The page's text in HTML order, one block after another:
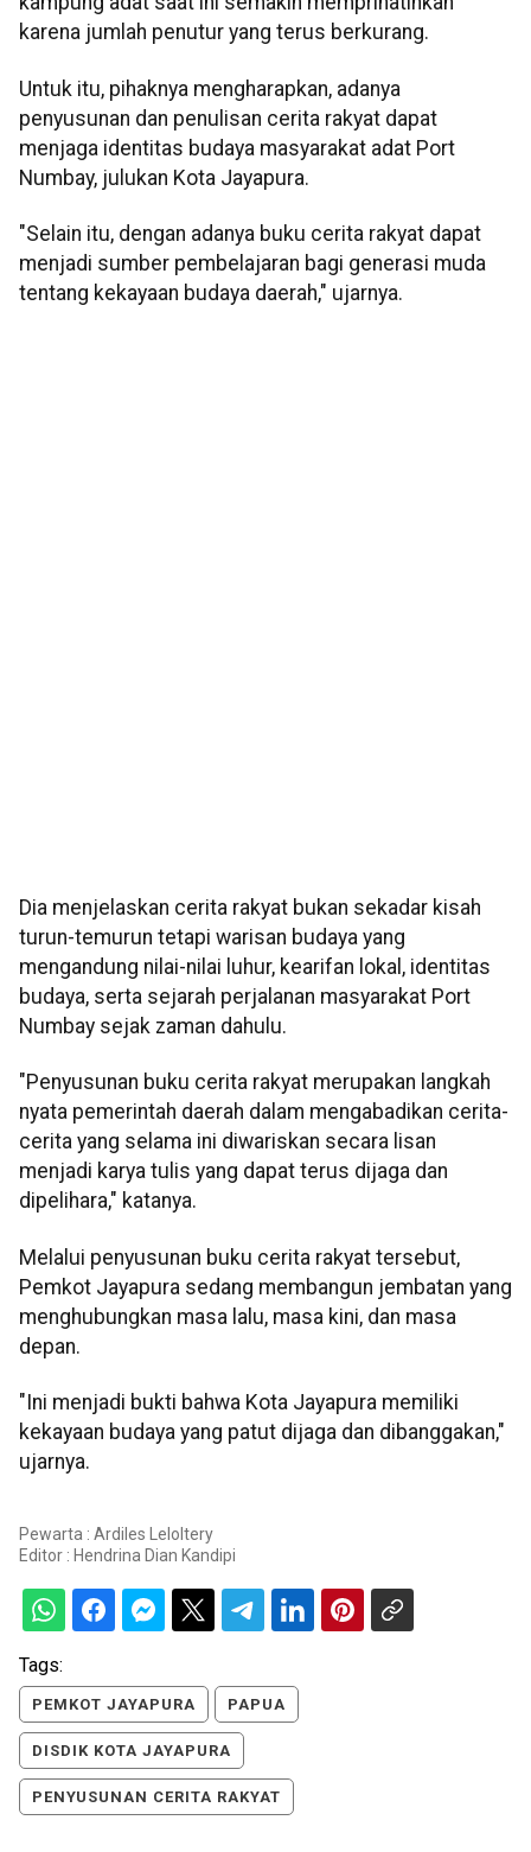
karena jumlah penutur yang terus berkurang.
Untuk itu, pihaknya mengharapkan, adanya
penyusunan dan penulisan cerita rakyat dapat
menjaga identitas budaya masyarakat adat Port
Numbay, julukan Kota Jayapura.
"Selain itu, dengan adanya buku cerita rakyat dapat
menjadi sumber pembelajaran bagi generasi muda
tentang kekayaan budaya daerah," ujarnya.
Dia menjelaskan cerita rakyat bukan sekadar kisah
turun-temurun tetapi warisan budaya yang
mengandung nilai-nilai luhur, kearifan lokal, identitas
budaya, serta sejarah perjalanan masyarakat Port
Numbay sejak zaman dahulu.
"Penyusunan buku cerita rakyat merupakan langkah
nyata pemerintah daerah dalam mengabadikan cerita-
cerita yang selama ini diwariskan secara lisan
menjadi karya tulis yang dapat terus dijaga dan
dipelihara," katanya.
Melalui penyusunan buku cerita rakyat tersebut,
Pemkot Jayapura sedang membangun jembatan yang
menghubungkan masa lalu, masa kini, dan masa
depan.
"Ini menjadi bukti bahwa Kota Jayapura memiliki
kekayaan budaya yang patut dijaga dan dibanggakan,"
ujarnya.
Pewarta : Ardiles Leloltery
Editor : Hendrina Dian Kandipi
Tags:
PEMKOT JAYAPURA PAPUA
DISDIK KOTA JAYAPURA
PENYUSUNAN CERITA RAKYAT